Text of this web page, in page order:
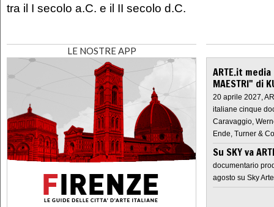
tra il I secolo a.C. e il II secolo d.C.
LE NOSTRE APP
ARTE.it
MAESTRI" di
20 aprile 2027,
italiane cinque
Caravaggio,
Ende, Turner &
Su SKY va
documentario
agosto su Sky Arte